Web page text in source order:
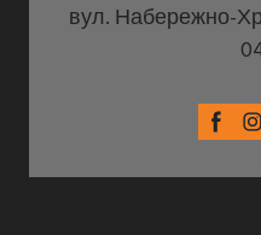
вул. Набережно-